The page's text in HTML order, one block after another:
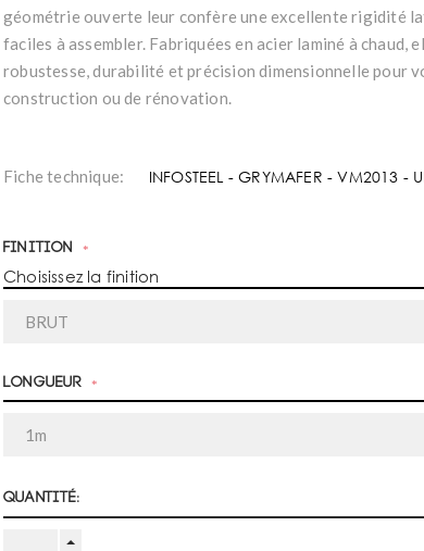
géométrie ouverte leur confère une excellente rigidité
faciles à assembler. Fabriquées en acier laminé à chaud,
robustesse, durabilité et précision dimensionnelle pour
construction ou de rénovation.
Fiche technique: INFOSTEEL - GRYMAFER - VM2013 -
Finition *
Choisissez la finition
Longueur *
Quantité: